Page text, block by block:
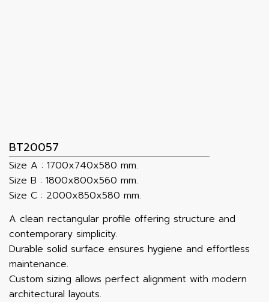
BT20057
Size A : 1700x740x580 mm.
Size B : 1800x800x560 mm.
Size C : 2000x850x580 mm.
A clean rectangular profile offering structure and
contemporary simplicity.
Durable solid surface ensures hygiene and effortless
maintenance.
Custom sizing allows perfect alignment with modern
architectural layouts.